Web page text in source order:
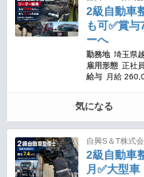
2級自動車
も可✅賞
ーへ
勤務地 埼玉県
雇用形態 正社員
給与
月給
気になる
自興S＆T株式
2級自動車
月✅大型